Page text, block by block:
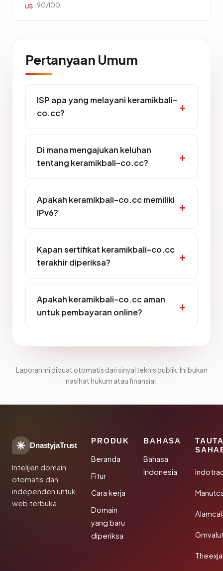
US 90/100
Pertanyaan Umum
ISP apa yang melayani keramikbali-
co.cc?
Di mana mengajukan keluhan
tentang keramikbali-co.cc?
Apakah keramikbali-co.cc memiliki
IPv6?
Kapan sertifikat keramikbali-co.cc
terakhir diperiksa?
Apakah keramikbali-co.cc aman
untuk pembayaran online?
Laporan ini dibuat otomatis dari sinyal teknis publik. Ini bukan
nasihat hukum atau finansial.
DnastyjaTrust
Intelijen domain
otomatis dan
independen untuk
web terbuka.
PRODUK
Beranda
Fitur
Cara kerja
Domain
yang baru
diperiksa
BAHASA
Bahasa
Indonesia